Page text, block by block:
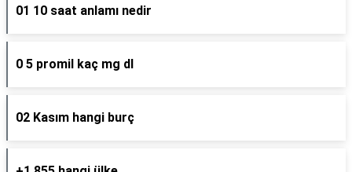
01 10 saat anlamı nedir
0 5 promil kaç mg dl
02 Kasım hangi burç